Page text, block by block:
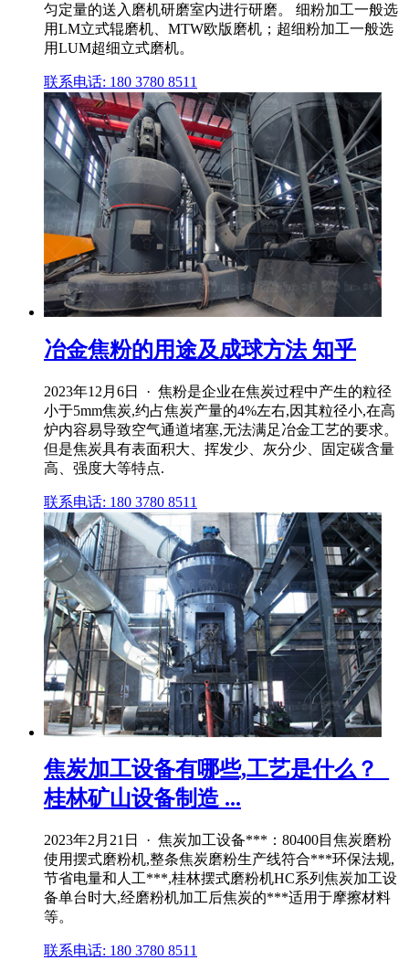
匀定量的送入磨机研磨室内进行研磨。 细粉加工一般选
用LM立式辊磨机、MTW欧版磨机；超细粉加工一般选
用LUM超细立式磨机。
联系电话: 180 3780 8511
冶金焦粉的用途及成球方法 知乎
2023年12月6日 · 焦粉是企业在焦炭过程中产生的粒径
小于5mm焦炭,约占焦炭产量的4%左右,因其粒径小,在高
炉内容易导致空气通道堵塞,无法满足冶金工艺的要求。
但是焦炭具有表面积大、挥发少、灰分少、固定碳含量
高、强度大等特点.
联系电话: 180 3780 8511
焦炭加工设备有哪些,工艺是什么？_
桂林矿山设备制造 ...
2023年2月21日 · 焦炭加工设备***：80400目焦炭磨粉
使用摆式磨粉机,整条焦炭磨粉生产线符合***环保法规,
节省电量和人工***,桂林摆式磨粉机HC系列焦炭加工设
备单台时大,经磨粉机加工后焦炭的***适用于摩擦材料
等。
联系电话: 180 3780 8511